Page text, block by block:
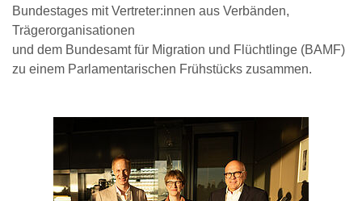
Bundestages mit Vertreter:innen aus Verbänden,
Trägerorganisationen
und dem Bundesamt für Migration und Flüchtlinge (BAMF)
zu einem Parlamentarischen Frühstücks zusammen.